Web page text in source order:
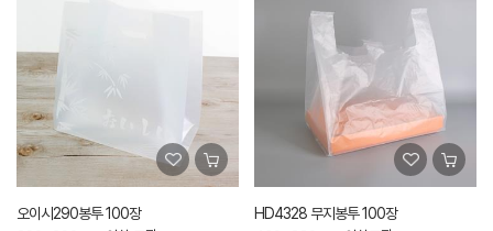
오이시290봉투 100장 HD4328 무지봉투 100장